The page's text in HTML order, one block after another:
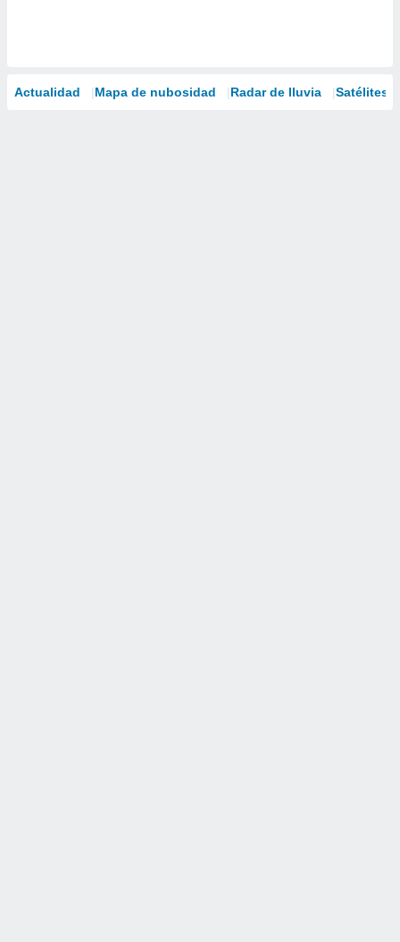
Actualidad Mapa de nubosidad Radar de lluvia Satélites